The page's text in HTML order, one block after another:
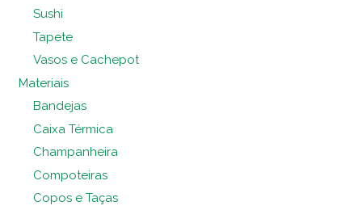
Sushi
Tapete
Vasos e Cachepot
Materiais
Bandejas
Caixa Térmica
Champanheira
Compoteiras
Copos e Taças